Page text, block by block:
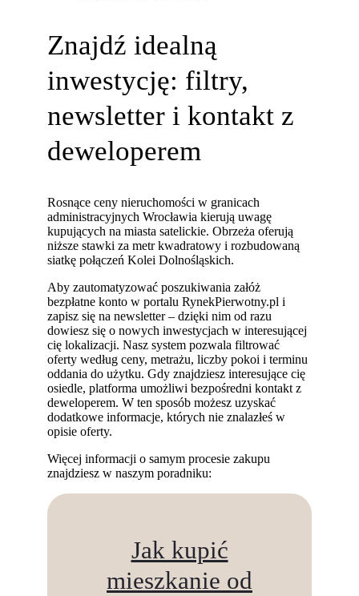
Znajdź idealną
inwestycję: filtry,
newsletter i kontakt z
deweloperem
Rosnące ceny nieruchomości w granicach
administracyjnych Wrocławia kierują uwagę
kupujących na miasta satelickie. Obrzeża oferują
niższe stawki za metr kwadratowy i rozbudowaną
siatkę połączeń Kolei Dolnośląskich.
Aby zautomatyzować poszukiwania załóż
bezpłatne konto w portalu RynekPierwotny.pl i
zapisz się na newsletter – dzięki nim od razu
dowiesz się o nowych inwestycjach w interesującej
cię lokalizacji. Nasz system pozwala filtrować
oferty według ceny, metrażu, liczby pokoi i terminu
oddania do użytku. Gdy znajdziesz interesujące cię
osiedle, platforma umożliwi bezpośredni kontakt z
deweloperem. W ten sposób możesz uzyskać
dodatkowe informacje, których nie znalazłeś w
opisie oferty.
Więcej informacji o samym procesie zakupu
znajdziesz w naszym poradniku:
Jak kupić
mieszkanie od